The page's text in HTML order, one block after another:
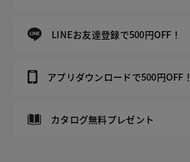
LINEお友達登録で500円OFF！
アプリダウンロードで500円OFF！
カタログ無料プレゼント